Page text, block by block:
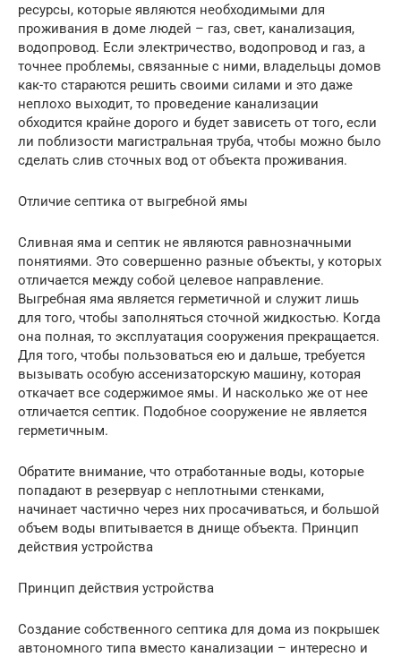
ресурсы, которые являются необходимыми для
проживания в доме людей – газ, свет, канализация,
водопровод. Если электричество, водопровод и газ, а
точнее проблемы, связанные с ними, владельцы домов
как-то стараются решить своими силами и это даже
неплохо выходит, то проведение канализации
обходится крайне дорого и будет зависеть от того, если
ли поблизости магистральная труба, чтобы можно было
сделать слив сточных вод от объекта проживания.
Отличие септика от выгребной ямы
Сливная яма и септик не являются равнозначными
понятиями. Это совершенно разные объекты, у которых
отличается между собой целевое направление.
Выгребная яма является герметичной и служит лишь
для того, чтобы заполняться сточной жидкостью. Когда
она полная, то эксплуатация сооружения прекращается.
Для того, чтобы пользоваться ею и дальше, требуется
вызывать особую ассенизаторскую машину, которая
откачает все содержимое ямы. И насколько же от нее
отличается септик. Подобное сооружение не является
герметичным.
Обратите внимание, что отработанные воды, которые
попадают в резервуар с неплотными стенками,
начинает частично через них просачиваться, и большой
объем воды впитывается в днище объекта. Принцип
действия устройства
Принцип действия устройства
Создание собственного септика для дома из покрышек
автономного типа вместо канализации – интересно и